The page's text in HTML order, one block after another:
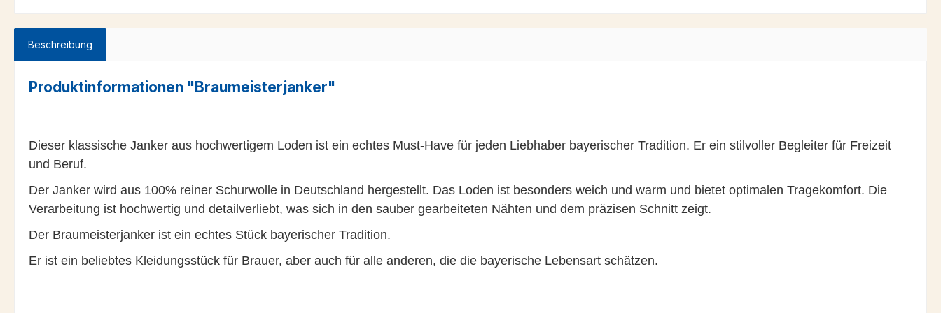
Beschreibung
Produktinformationen "Braumeisterjanker"
Dieser klassische Janker aus hochwertigem Loden ist ein echtes Must-Have für jeden Liebhaber bayerischer Tradition. Er ein stilvoller Begleiter für Freizeit
und Beruf.
Der Janker wird aus 100% reiner Schurwolle in Deutschland hergestellt. Das Loden ist besonders weich und warm und bietet optimalen Tragekomfort. Die
Verarbeitung ist hochwertig und detailverliebt, was sich in den sauber gearbeiteten Nähten und dem präzisen Schnitt zeigt.
Der Braumeisterjanker ist ein echtes Stück bayerischer Tradition.
Er ist ein beliebtes Kleidungsstück für Brauer, aber auch für alle anderen, die die bayerische Lebensart schätzen.